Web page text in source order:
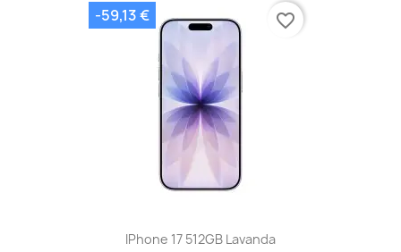
IPhone 17 512GB Lavanda
-59,13 € favorite_border